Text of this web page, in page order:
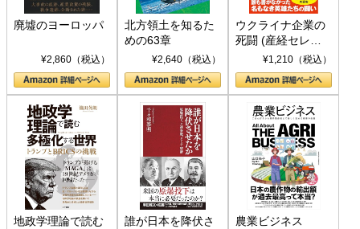
廃墟のヨーロッパ
¥2,860（税込）
北方領土を知るた
めの63章
¥2,640（税込）
ウクライナ企業の
死闘 (産経セレク
ト S 039)¥1,210（税込）
地政学理論で読む
誰が日本を降伏さ
農業ビジネス